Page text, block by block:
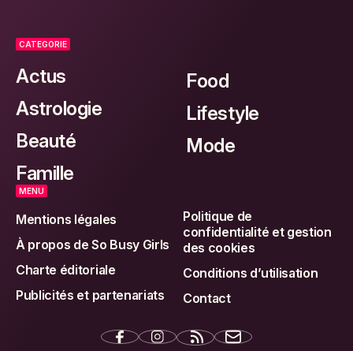
CATEGORIE
Actus
Astrologie
Beauté
Famille
Food
Lifestyle
Mode
MENU
Mentions légales
À propos de So Busy Girls
Charte éditoriale
Publicités et partenariats
Politique de
confidentialité et gestion
des cookies
Conditions d’utilisation
Contact